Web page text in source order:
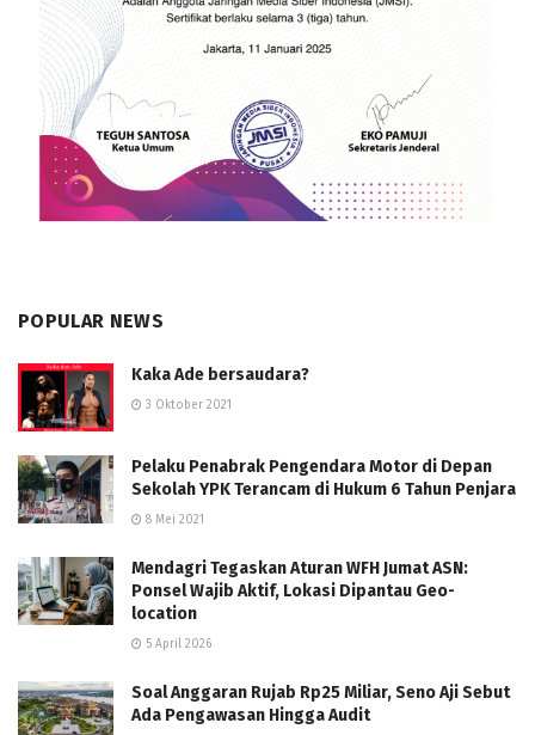
POPULAR NEWS
Kaka Ade bersaudara?
3 Oktober 2021
Pelaku Penabrak Pengendara Motor di Depan
Sekolah YPK Terancam di Hukum 6 Tahun Penjara
8 Mei 2021
Mendagri Tegaskan Aturan WFH Jumat ASN:
Ponsel Wajib Aktif, Lokasi Dipantau Geo-
location
5 April 2026
Soal Anggaran Rujab Rp25 Miliar, Seno Aji Sebut
Ada Pengawasan Hingga Audit